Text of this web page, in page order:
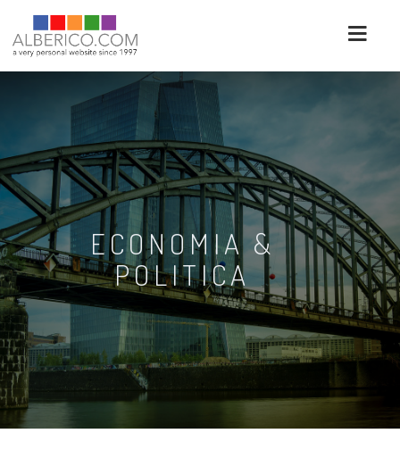
ECONOMIA &
POLITICA